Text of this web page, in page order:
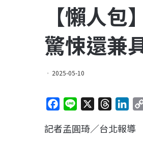
【懶人
驚悚還兼
2025-05-10
c
n
r
n
記者孟圓琦／台北報導